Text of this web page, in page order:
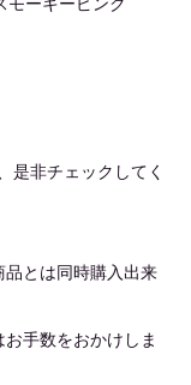
是非チェックしてく
とは同時購入出来
手数をおかけしま